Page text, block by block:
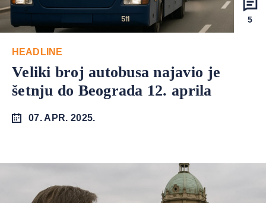
5
HEADLINE
Veliki broj autobusa najavio je
šetnju do Beograda 12. aprila
07. APR. 2025.